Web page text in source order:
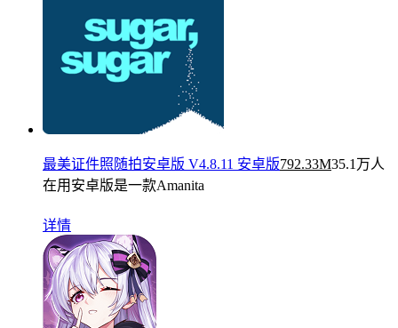
最美证件照随拍安卓版 V4.8.11 安卓版792.33M35.1万人
在用 安卓版是一款Amanita
详情